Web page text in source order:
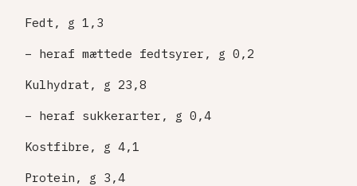
Fedt, g 1,3
– heraf mættede fedtsyrer, g 0,2
Kulhydrat, g 23,8
– heraf sukkerarter, g 0,4
Kostfibre, g 4,1
Protein, g 3,4